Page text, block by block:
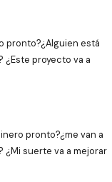
pronto?¿Alguien está
¿Este proyecto va a
pronto?¿me van a
¿Mi suerte va a mejorar